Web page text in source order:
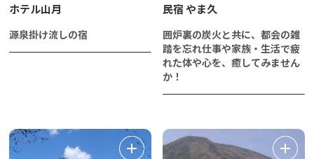
ホテル山月
源泉掛け流しの宿
民宿 やま久
囲炉裏の炭火と共に、都会の雑
踏を忘れ仕事や家族・生活で疲
れた体や心を、癒してみません
か！